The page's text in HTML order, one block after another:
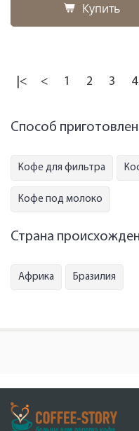
Купить
|< < 1 2 3 4
Способ
Кофе для фильтра
Кофе под молоко
Страна
Африка Бразилия